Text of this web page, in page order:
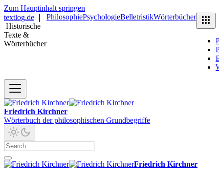
Zum Hauptinhalt springen
textlog.de
Historische
Texte &
Wörterbücher
PhilosophiePsychologieBelletristikWörterbücher
Friedrich Kirchner
Wörterbuch der philosophischen Grundbegriffe
Friedrich Kirchner